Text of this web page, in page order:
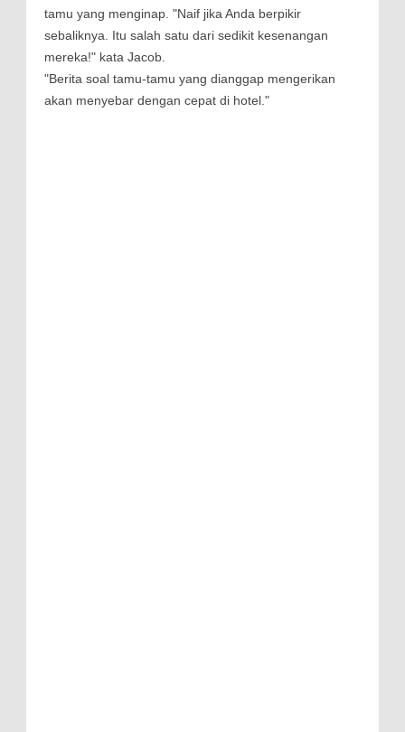
tamu yang menginap. "Naif jika Anda berpikir
sebaliknya. Itu salah satu dari sedikit kesenangan
mereka!" kata Jacob.
"Berita soal tamu-tamu yang dianggap mengerikan
akan menyebar dengan cepat di hotel."